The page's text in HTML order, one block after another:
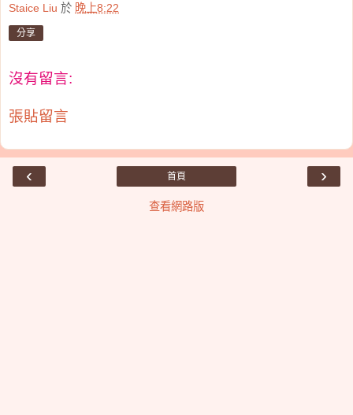
Staice Liu 於 晚上8:22
分享
沒有留言:
張貼留言
‹ ›
首頁
查看網路版